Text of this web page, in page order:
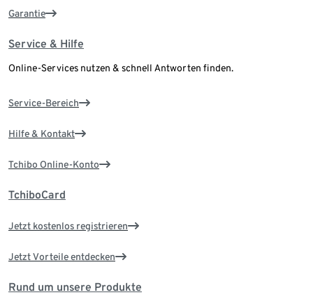
Garantie
Service & Hilfe
Online-Services nutzen & schnell Antworten finden.
Service-Bereich
Hilfe & Kontakt
Tchibo Online-Konto
TchiboCard
Jetzt kostenlos registrieren
Jetzt Vorteile entdecken
Rund um unsere Produkte